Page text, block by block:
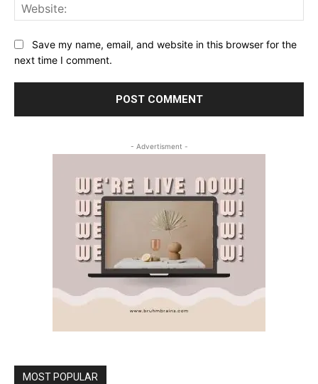
Save my name, email, and website in this browser for the
next time I comment.
- Advertisment -
MOST POPULAR